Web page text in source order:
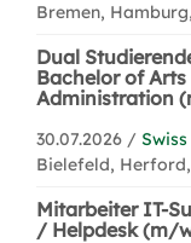
Bremen,
Dual
Bachelor of Arts
Administration
30.07.2026 /
Bielefeld,
Mitarbeiter IT-
/ Helpdesk (m/